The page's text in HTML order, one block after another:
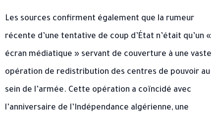
Les sources confirment également que la rumeur
récente d’une tentative de coup d’État n’était qu’un «
écran médiatique » servant de couverture à une vaste
opération de redistribution des centres de pouvoir au
sein de l’armée. Cette opération a coïncidé avec
l’anniversaire de l’Indépendance algérienne, une